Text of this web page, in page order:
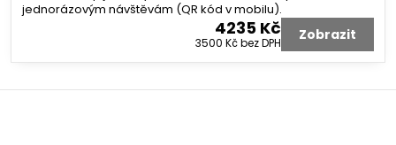
jednorázovým návštěvám (QR kód v mobilu).
4235 Kč
3500 Kčbez DPH Zobrazit